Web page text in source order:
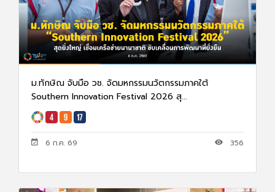
ม.ทักษิณ จับมือ วช. จัดมหกรรมนวัตกรรมภาคใต้
Southern Innovation Festival 2026 สุ...
6 ก.ค. 69 356